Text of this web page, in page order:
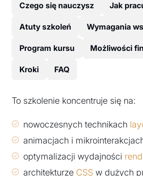
Czego się nauczysz Jak
Atuty szkoleń Wymagania
Program kursu Możliwości
Kroki FAQ
To szkolenie koncentruje się na:
nowoczesnych technikach
animacjach i
optymalizacji wydajności
architekturze CSS w dużych